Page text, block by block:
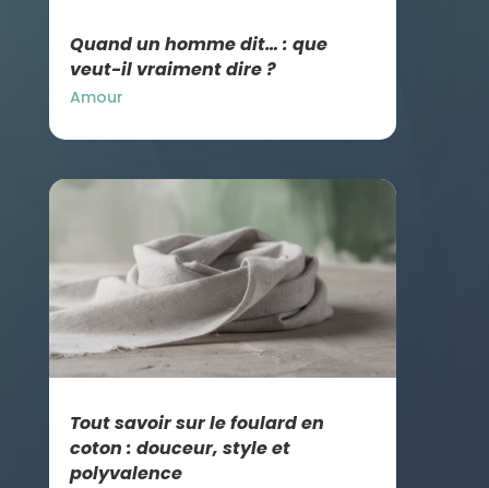
Quand un homme dit… : que
veut-il vraiment dire ?
Amour
Tout savoir sur le foulard en
coton : douceur, style et
polyvalence